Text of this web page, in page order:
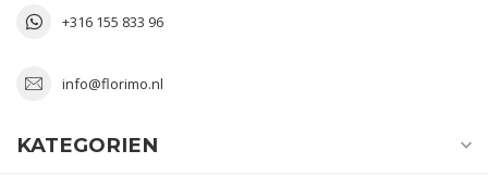
+316 155 833 96
info@florimo.nl
KATEGORIEN